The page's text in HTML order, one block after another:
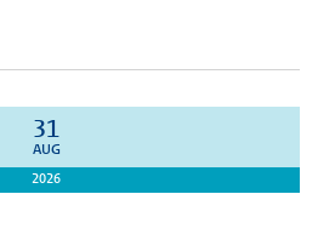
31
AUG
2026